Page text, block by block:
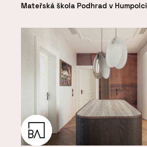
Mateřská škola Podhrad v Humpolci